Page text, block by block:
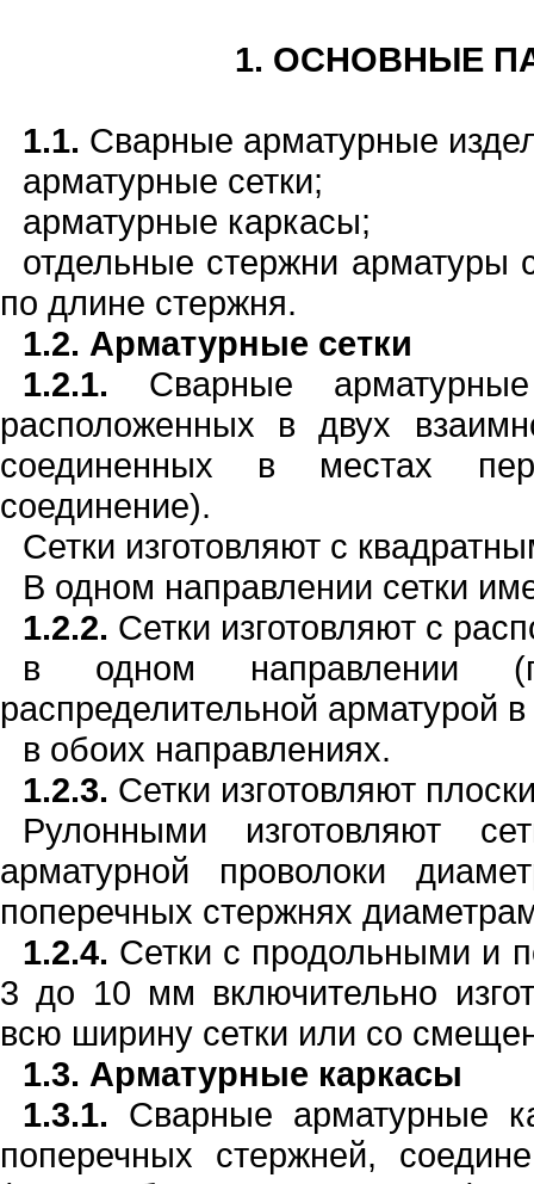
1. ОСНОВНЫЕ
1.1. Сварные арматурные
арматурные сетки;
арматурные каркасы;
отдельные стержни
по длине стержня.
1.2. Арматурные сетки
1.2.1. Сварные
расположен­ных в двух
соединенных в местах
соединение).
Сетки изготовляют с
В одном направлении сетки
1.2.2. Сетки изготовляют с
в одном направлении
распределительной арматурой
в обоих направлениях.
1.2.3. Сетки изготовляют
Рулонными изготовляют
арматурной проволоки
поперечных стержнях ди
1.2.4. Сетки с продольными и
3 до 10 мм включительно
всю ширину сетки или со
1.3. Арматурные каркасы
1.3.1. Сварные арматурные
попе­речных стержней,